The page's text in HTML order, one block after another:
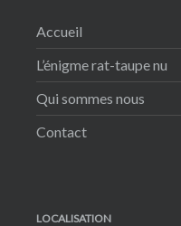
Accueil
L’énigme rat-taupe nu
Qui sommes nous
Contact
LOCALISATION